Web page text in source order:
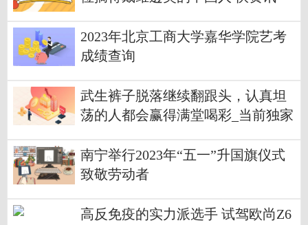
2023年北京工商大学嘉华学院艺考
成绩查询
武生裤子脱落继续翻跟头，认真坦
荡的人都会赢得满堂喝彩_当前独家
南宁举行2023年“五一”升国旗仪式
致敬劳动者
高反免疫的实力派选手 试驾欧尚Z6